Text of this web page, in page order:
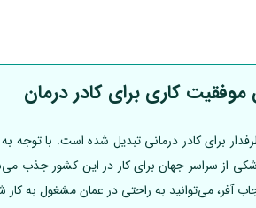
کاری برای کادر درمان
برای کادر درمانی تبدیل شده است. با
آفر، می‌توانید به راحتی در عمان مشغول به کار